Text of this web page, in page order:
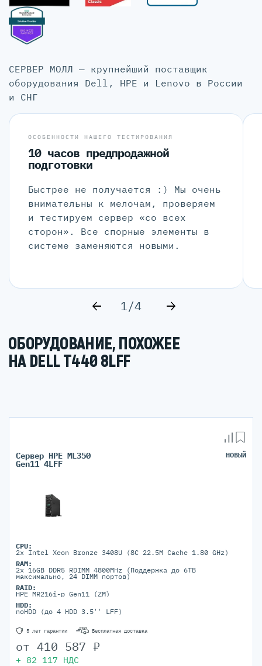
СЕРВЕР МОЛЛ — крупнейший поставщик
оборудования Dell, HPE и Lenovo в России
и СНГ
ОСОБЕННОСТИ НАШЕГО ТЕСТИРОВАНИЯ
10 часов предпродажной
подготовки
Быстрее не получается :) Мы очень
внимательны к мелочам, проверяем
и тестируем сервер «со всех
сторон». Все спорные элементы в
системе заменяются новыми.
1/4
ОБОРУДОВАНИЕ, ПОХОЖЕЕ
НА DELL T440 8LFF
Сервер HPE ML350
Gen11 4LFF
НОВЫЙ
CPU:
2x Intel Xeon Bronze 3408U (8C 22.5M Cache 1.80 GHz)
RAM:
2x 16GB DDR5 RDIMM 4800MHz (Поддержка до 6TB
максимально, 24 DIMM портов)
RAID:
HPE MR216i-p Gen11 (ZM)
HDD:
noHDD (до 4 HDD 3.5'' LFF)
5 лет гарантии Бесплатная доставка
от 410 587 ₽
+ 82 117 НДС